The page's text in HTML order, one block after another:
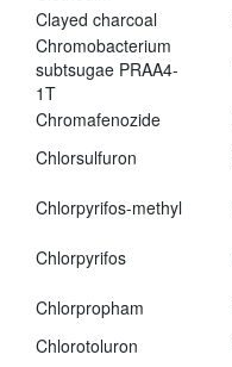
Clayed charcoal
Chromobacterium
subtsugae PRAA4-
1T
Chromafenozide
Chlorsulfuron
Chlorpyrifos-methyl
Chlorpyrifos
Chlorpropham
Chlorotoluron